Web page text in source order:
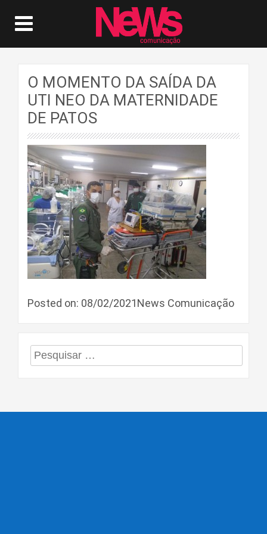
O MOMENTO DA SAÍDA DA
UTI NEO DA MATERNIDADE
DE PATOS
Posted on: 08/02/2021News Comunicação
Pesquisar
por: